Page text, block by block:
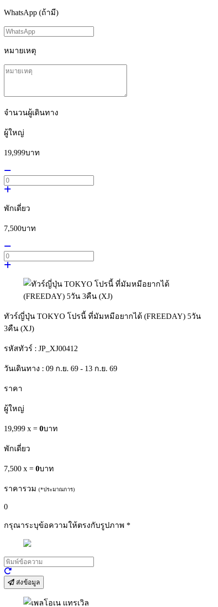
WhatsApp (ถ้ามี)
หมายเหตุ
จำนวนผู้เดินทาง
ผู้ใหญ่
19,999บาท
พักเดี่ยว
7,500บาท
ทัวร์ญี่ปุ่น TOKYO โปรนี้ ที่มัมหมีอยากได้ (FREEDAY) 5วัน
3คืน (XJ)
รหัสทัวร์ : JP_XJ00412
วันเดินทาง : 09 ก.ย. 69 - 13 ก.ย. 69
ราคา
ผู้ใหญ่
19,999 x = 0บาท
พักเดี่ยว
7,500 x = 0บาท
ราคารวม (*ประมาณการ)
0
กรุณาระบุข้อความให้ตรงกับรูปภาพ *
ส่งข้อมูล